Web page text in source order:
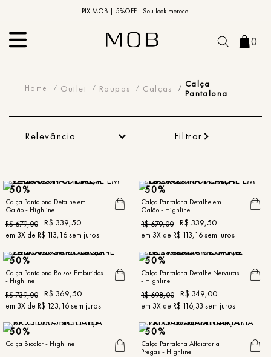
PIX MOB | 5%OFF - Seu look merece!
10% OFF na primeira compra | Cupom: BEMVINDO10*
0
Calça Pantalona
Outlet Roupas Calças
Calça
Pantalona
Relevância Filtrar
50%
Calça Pantalona Detalhe em
Galão - Highline
R$679,00 R$ 339,50
em 3X de R$ 113,16sem juros
50%
Calça Pantalona Detalhe em
Galão - Highline
R$679,00 R$ 339,50
em 3X de R$ 113,16sem juros
50%
Calça Pantalona Bolsos Embutidos
- Highline
R$739,00 R$ 369,50
em 3X de R$ 123,16sem juros
50%
Calça Pantalona Detalhe Nervuras
- Highline
R$698,00 R$ 349,00
em 3X de R$ 116,33 sem juros
50%
Calça Bicolor - Highline
50%
Calça Pantalona Alfaiataria
Pregas - Highline